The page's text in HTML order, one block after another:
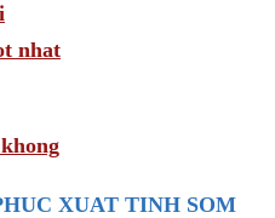
nhat
XUAT TINH SOM